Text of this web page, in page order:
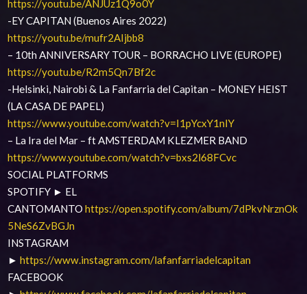
https://youtu.be/ANJUz1Q9o0Y
-EY CAPITAN (Buenos Aires 2022)
https://youtu.be/mufr2AIjbb8
– 10th ANNIVERSARY TOUR – BORRACHO LIVE (EUROPE)
https://youtu.be/R2m5Qn7Bf2c
-Helsinki, Nairobi & La Fanfarria del Capitan – MONEY HEIST
(LA CASA DE PAPEL)
https://www.youtube.com/watch?v=I1pYcxY1nIY
– La Ira del Mar – ft AMSTERDAM KLEZMER BAND
https://www.youtube.com/watch?v=bxs2l68FCvc
SOCIAL PLATFORMS
SPOTIFY ► EL
CANTOMANTOhttps://open.spotify.com/album/7dPkvNrznOk
5NeS6ZvBGJn
INSTAGRAM
►https://www.instagram.com/lafanfarriadelcapitan
FACEBOOK